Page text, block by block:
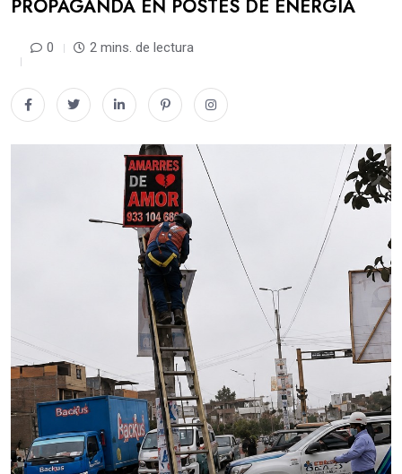
PROPAGANDA EN POSTES DE ENERGÍA
0 2 mins. de lectura